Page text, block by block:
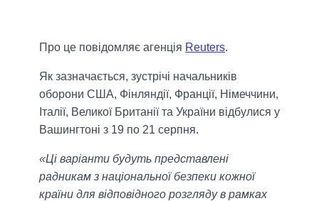
Про це повідомляє агенція Reuters.
Як зазначається, зустрічі начальників
оборони США, Фінляндії, Франції, Німеччини,
Італії, Великої Британії та України відбулися у
Вашингтоні з 19 по 21 серпня.
«Ці варіанти будуть представлені
радникам з національної безпеки кожної
країни для відповідного розгляду в рамках